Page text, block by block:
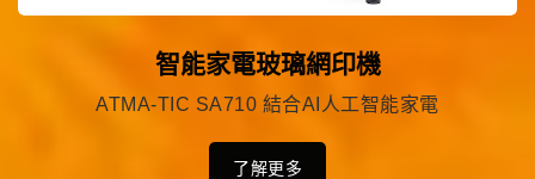
智能家電玻璃網印機
ATMA-TIC SA710 結合AI人工智能家電
了解更多